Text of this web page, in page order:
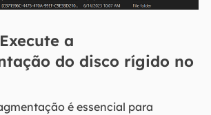
a
do disco rígido no
é essencial para